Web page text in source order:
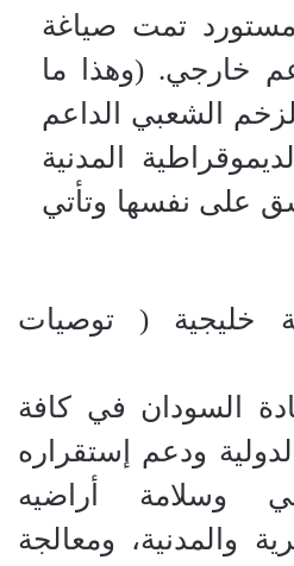
تمت صياغة
خارجي. (وهذا ما
الشعبي الداعم
المدنية
على نفسها وتأتي
خليجية ( توصيات
السودان في كافة
ودعم إستقراره
وسلامة أراضيه
والمدنية، ومعالجة